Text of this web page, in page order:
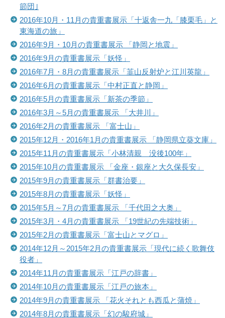
節団｣
2016年10月・11月の貴重書展示「十返舎一九「膝栗毛」と
東海道の旅」
2016年9月・10月の貴重書展示 「静岡と地震」
2016年9月の貴重書展示「妖怪」
2016年7月・8月の貴重書展示「韮山反射炉と江川英龍」
2016年6月の貴重書展示「中村正直と静岡」
2016年5月の貴重書展示「新茶の季節」
2016年3月～5月の貴重書展示 「大井川」
2016年2月の貴重書展示 「富士山」
2015年12月・2016年1月の貴重書展示 「静岡県立葵文庫」
2015年11月の貴重書展示「小林清親 没後100年」
2015年10月の貴重書展示 「金座・銀座と大久保長安」
2015年9月の貴重書展示「群書治要」
2015年8月の貴重書展示「妖怪」
2015年5月～7月の貴重書展示 「千代田之大奥」
2015年3月・4月の貴重書展示 「19世紀の先端技術」
2015年2月の貴重書展示「富士山とマグロ」
2014年12月～2015年2月の貴重書展示「現代に続く歌舞伎
役者」
2014年11月の貴重書展示「江戸の辞書」
2014年10月の貴重書展示「江戸の旅本」
2014年9月の貴重書展示 「花火それとも西瓜と蒲焼」
2014年8月の貴重書展示「幻の駿府城」